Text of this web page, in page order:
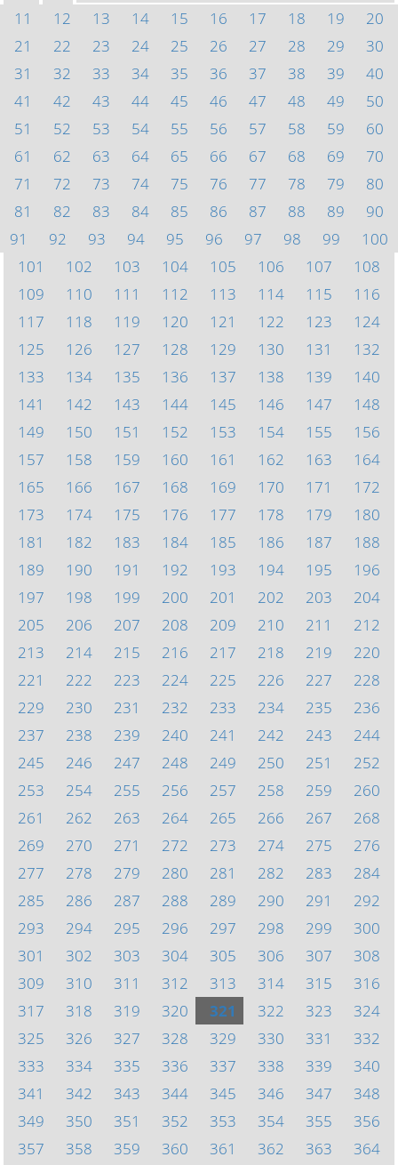
11
12 13 14 15 16 17 18 19
20
21
22 23 24 25 26 27 28 29
30
31
32 33 34 35 36 37 38 39
40
41
42 43 44 45 46 47 48 49
50
51
52 53 54 55 56 57 58 59
60
61
62 63 64 65 66 67 68 69
70
71
72 73 74 75 76 77 78 79
80
81
82 83 84 85 86 87 88 89
90
91
92 93 94 95 96 97 98 99
100
101
102 103 104 105 106 107
108
109
110 111 112 113 114 115
116
117
118 119 120 121 122 123
124
125
126 127 128 129 130 131
132
133
134 135 136 137 138 139
140
141
142 143 144 145 146 147
148
149
150 151 152 153 154 155
156
157
158 159 160 161 162 163
164
165
166 167 168 169 170 171
172
173
174 175 176 177 178 179
180
181
182 183 184 185 186 187
188
189
190 191 192 193 194 195
196
197
198 199 200 201 202 203
204
205
206 207 208 209 210 211
212
213
214 215 216 217 218 219
220
221
222 223 224 225 226 227
228
229
230 231 232 233 234 235
236
237
238 239 240 241 242 243
244
245
246 247 248 249 250 251
252
253
254 255 256 257 258 259
260
261
262 263 264 265 266 267
268
269
270 271 272 273 274 275
276
277
278 279 280 281 282 283
284
285
286 287 288 289 290 291
292
293
294 295 296 297 298 299
300
301
302 303 304 305 306 307
308
309
310 311 312 313 314 315
316
317
318 319 320 321 322 323
324
325
326 327 328 329 330 331
332
333
334 335 336 337 338 339
340
341
342 343 344 345 346 347
348
349
350 351 352 353 354 355
356
357
358 359 360 361 362 363 364